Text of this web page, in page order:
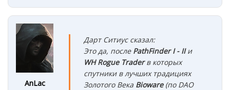
AnLac
Дарт Ситиус сказал:
Это да, после PathFinder I - IIи
WH Rogue Traderв которых
спутники в лучших традициях
Золотого Века Bioware(по DAO